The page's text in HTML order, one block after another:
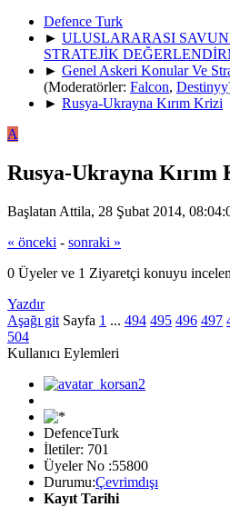
Defence Turk
► ULUSLARARASI
STRATEJİK
► Genel Askeri Konular Ve
(Moderatörler: Falcon, Destinyy
► Rusya-Ukrayna Kırım Krizi
A
Rusya-Ukrayna Kırım
Başlatan Attila, 28 Şubat 2014,
« önceki - sonraki »
0 Üyeler ve 1 Ziyaretçi konuyu
Yazdır
Aşağı git Sayfa 1 ... 494 495 496 497
504
Kullanıcı Eylemleri
DefenceTurk
İletiler: 701
Üyeler No :55800
Durumu:Çevrimdışı
Kayıt Tarihi